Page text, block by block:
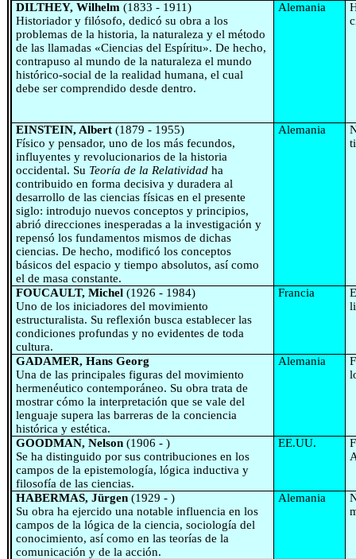
DILTHEY, Wilhelm (1833 - 1911)
Historiador y filósofo, dedicó su obra a los
problemas de la historia, la naturaleza y el método
de las llamadas «Ciencias del Espíritu». De hecho,
contrapuso al mundo de la naturaleza el mundo
histórico-social de la realidad humana, el cual
debe ser comprendido desde dentro.
Alemania
EINSTEIN, Albert(1879 - 1955)
Físico y pensador, uno de los más fecundos,
influyentes y revolucionarios de la historia
occidental. Su Teoría de la Relatividadha
contribuido en forma decisiva y duradera al
desarrollo de las ciencias físicas en el presente
siglo: introdujo nuevos conceptos y principios,
abrió direcciones inesperadas a la investigación y
repensó los fundamentos mismos de dichas
ciencias. De hecho, modificó los conceptos
básicos del espacio y tiempo absolutos, así como
el de masa constante.
Alemania
FOUCAULT, Michel(1926 - 1984)
Uno de los iniciadores del movimiento
estructuralista. Su reflexión busca establecer las
condiciones profundas y no evidentes de toda
cultura.
Francia
GADAMER, Hans Georg
Una de las principales figuras del movimiento
hermenéutico contemporáneo. Su obra trata de
mostrar cómo la interpretación que se vale del
lenguaje supera las barreras de la conciencia
histórica y estética.
Alemania
GOODMAN, Nelson(1906 - )
Se ha distinguido por sus contribuciones en los
campos de la epistemología, lógica inductiva y
filosofía de las ciencias.
EE.UU.
HABERMAS, Jürgen(1929 - )
Su obra ha ejercido una notable influencia en los
campos de la lógica de la ciencia, sociología del
conocimiento, así como en las teorías de la
comunicación y de la acción.
Alemania